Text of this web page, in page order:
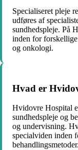
Specialiseret pleje
udføres af
sundhedspleje. På
inden for
og onkologi.
Hvad er
Hvidovre Hospital
sundhedspleje og
og undervisning.
specialviden inden
behandlingsmetoder.